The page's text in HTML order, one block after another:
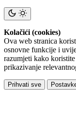
Kolačići (cookies)
Ova web stranica
osnovne funkcije i
razumjeti kako
prikazivanje
Prihvati sve